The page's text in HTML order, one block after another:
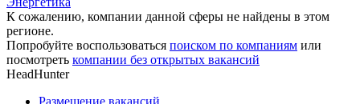
К сожалению, компании данной сферы не найдены в этом
регионе.
Попробуйте воспользоваться поиском по компаниям или
посмотреть компании без открытых вакансий
HeadHunter
Размещение вакансий